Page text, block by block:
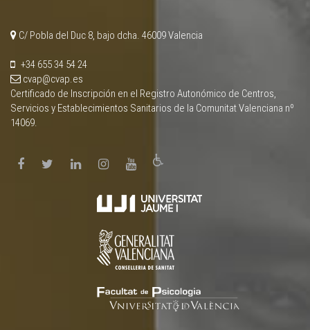
C/ Pobla del Duc 8, bajo dcha. 46009 Valencia
+34 655 34 54 24
cvap@cvap.es
Certificado de Inscripción en el Registro Autonómico de Centros,
Servicios y Establecimientos Sanitarios de la Comunitat Valenciana nº
14069.